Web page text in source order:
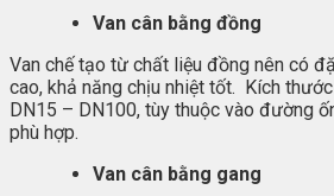
Van cân bằng đồng
Van chế tạo từ chất liệu đồng nên có
cao, khả năng chịu nhiệt tốt. Kích
DN15 – DN100, tùy thuộc vào đường
phù hợp.
Van cân bằng gang